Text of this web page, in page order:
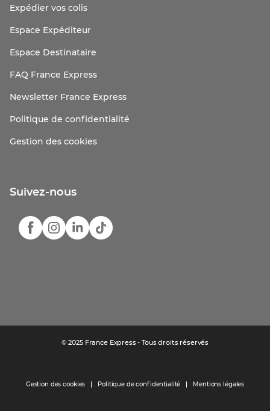
Expédier vos colis
Espace Expéditeur
Espace Destinataire
FAQ France Express
Newsletter France Express
Politique de confidentialité
Gestion des cookies
Suivez-nous
© 2025 France Express - Tous droits réservés
Gestion des cookies Politique de confidentialité Mentions légales